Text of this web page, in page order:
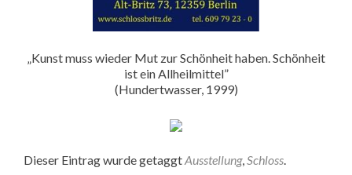
„Kunst muss wieder Mut zur Schönheit haben. Schönheit
ist ein Allheilmittel”
(Hundertwasser, 1999)
Dieser Eintrag wurde getaggtAusstellung,Schloss.